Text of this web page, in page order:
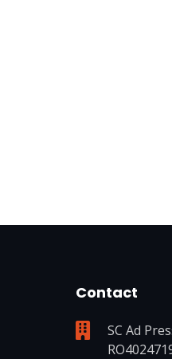
Contact
SC Ad